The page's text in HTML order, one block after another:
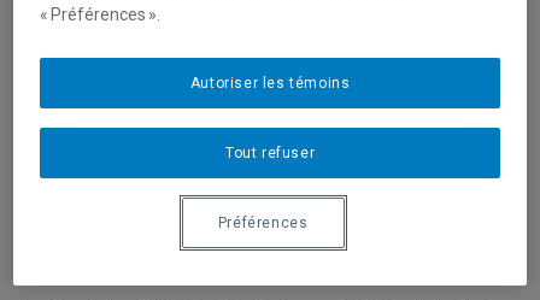
« Préférences ».
Tout refuser
Autoriser les témoins
Préférences